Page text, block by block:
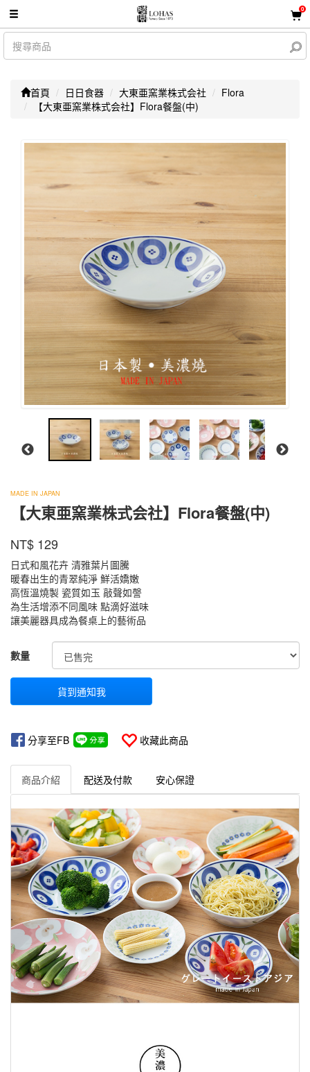
0
首頁 日日食器 大東亜窯業株式会社
Flora
【大東亜窯業株式会社】Flora餐盤(中)
MADE IN JAPAN
【大東亜窯業株式会社】Flora餐盤(中)
商品代號 FROYK18
FROYK18
品牌
東
亜
窯
業
株
式
会
社
NT$ 129
日式和風花卉 清雅葉片圖騰
暖春出生的青翠純淨 鮮活嬌嫩
高恆溫燒製 瓷質如玉 敲聲如謦
為生活增添不同風味 點滴好滋味
讓美麗器具成為餐桌上的藝術品
GOODS000000000000000000775
數量
貨到通知我
分享至FB 收藏此商品
商品介紹 配送及付款 安心保證